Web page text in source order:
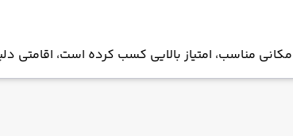
مناسب، امتیاز بالایی کسب کرده است، اقامتی